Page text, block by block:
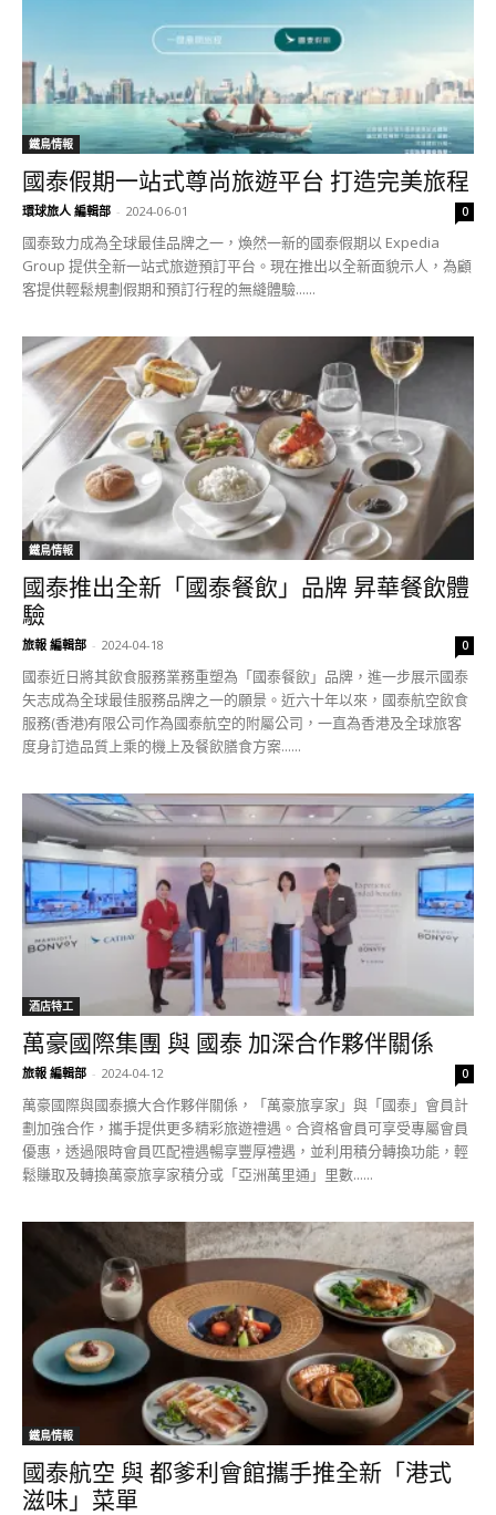
鐵鳥情報
國泰假期一站式尊尚旅遊平台 打造完美旅程
環球旅人 編輯部 - 2024-06-01 0
國泰致力成為全球最佳品牌之一，煥然一新的國泰假期以 Expedia
Group 提供全新一站式旅遊預訂平台。現在推出以全新面貌示人，為顧
客提供輕鬆規劃假期和預訂行程的無縫體驗......
鐵鳥情報
國泰推出全新「國泰餐飲」品牌 昇華餐飲體
驗
旅報 編輯部 - 2024-04-18 0
國泰近日將其飲食服務業務重塑為「國泰餐飲」品牌，進一步展示國泰
矢志成為全球最佳服務品牌之一的願景。近六十年以來，國泰航空飲食
服務(香港)有限公司作為國泰航空的附屬公司，一直為香港及全球旅客
度身訂造品質上乘的機上及餐飲膳食方案......
酒店特工
萬豪國際集團 與 國泰 加深合作夥伴關係
旅報 編輯部 - 2024-04-12 0
萬豪國際與國泰擴大合作夥伴關係，「萬豪旅享家」與「國泰」會員計
劃加強合作，攜手提供更多精彩旅遊禮遇。合資格會員可享受專屬會員
優惠，透過限時會員匹配禮遇暢享豐厚禮遇，並利用積分轉換功能，輕
鬆賺取及轉換萬豪旅享家積分或「亞洲萬里通」里數......
鐵鳥情報
國泰航空 與 都爹利會館攜手推全新「港式
滋味」菜單